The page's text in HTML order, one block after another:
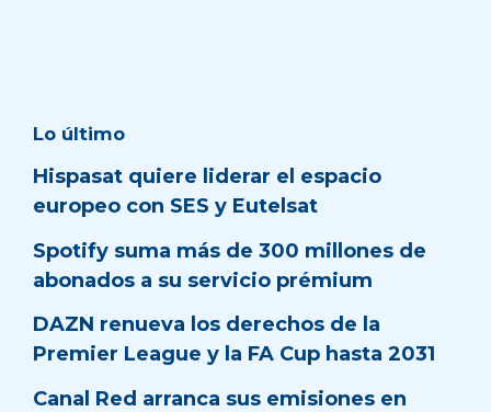
Lo último
Hispasat quiere liderar el espacio
europeo con SES y Eutelsat
Spotify suma más de 300 millones de
abonados a su servicio prémium
DAZN renueva los derechos de la
Premier League y la FA Cup hasta 2031
Canal Red arranca sus emisiones en